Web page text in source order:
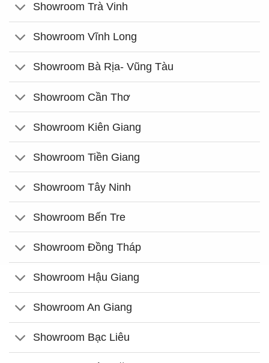
Showroom Trà Vinh
Showroom Vĩnh Long
Showroom Bà Rịa- Vũng Tàu
Showroom Cần Thơ
Showroom Kiên Giang
Showroom Tiền Giang
Showroom Tây Ninh
Showroom Bến Tre
Showroom Đồng Tháp
Showroom Hậu Giang
Showroom An Giang
Showroom Bạc Liêu